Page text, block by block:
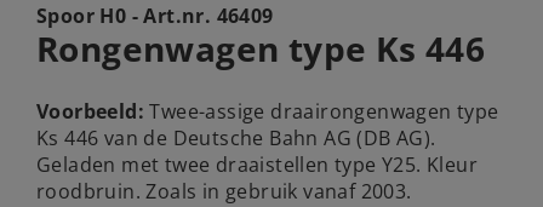
Spoor H0 - Art.nr. 46409
Rongenwagen type Ks 446
Voorbeeld: Twee-assige draairongenwagen type
Ks 446 van de Deutsche Bahn AG (DB AG).
Geladen met twee draaistellen type Y25. Kleur
roodbruin. Zoals in gebruik vanaf 2003.